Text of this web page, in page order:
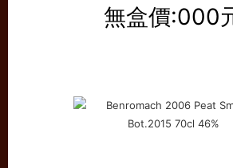
無盒價:000